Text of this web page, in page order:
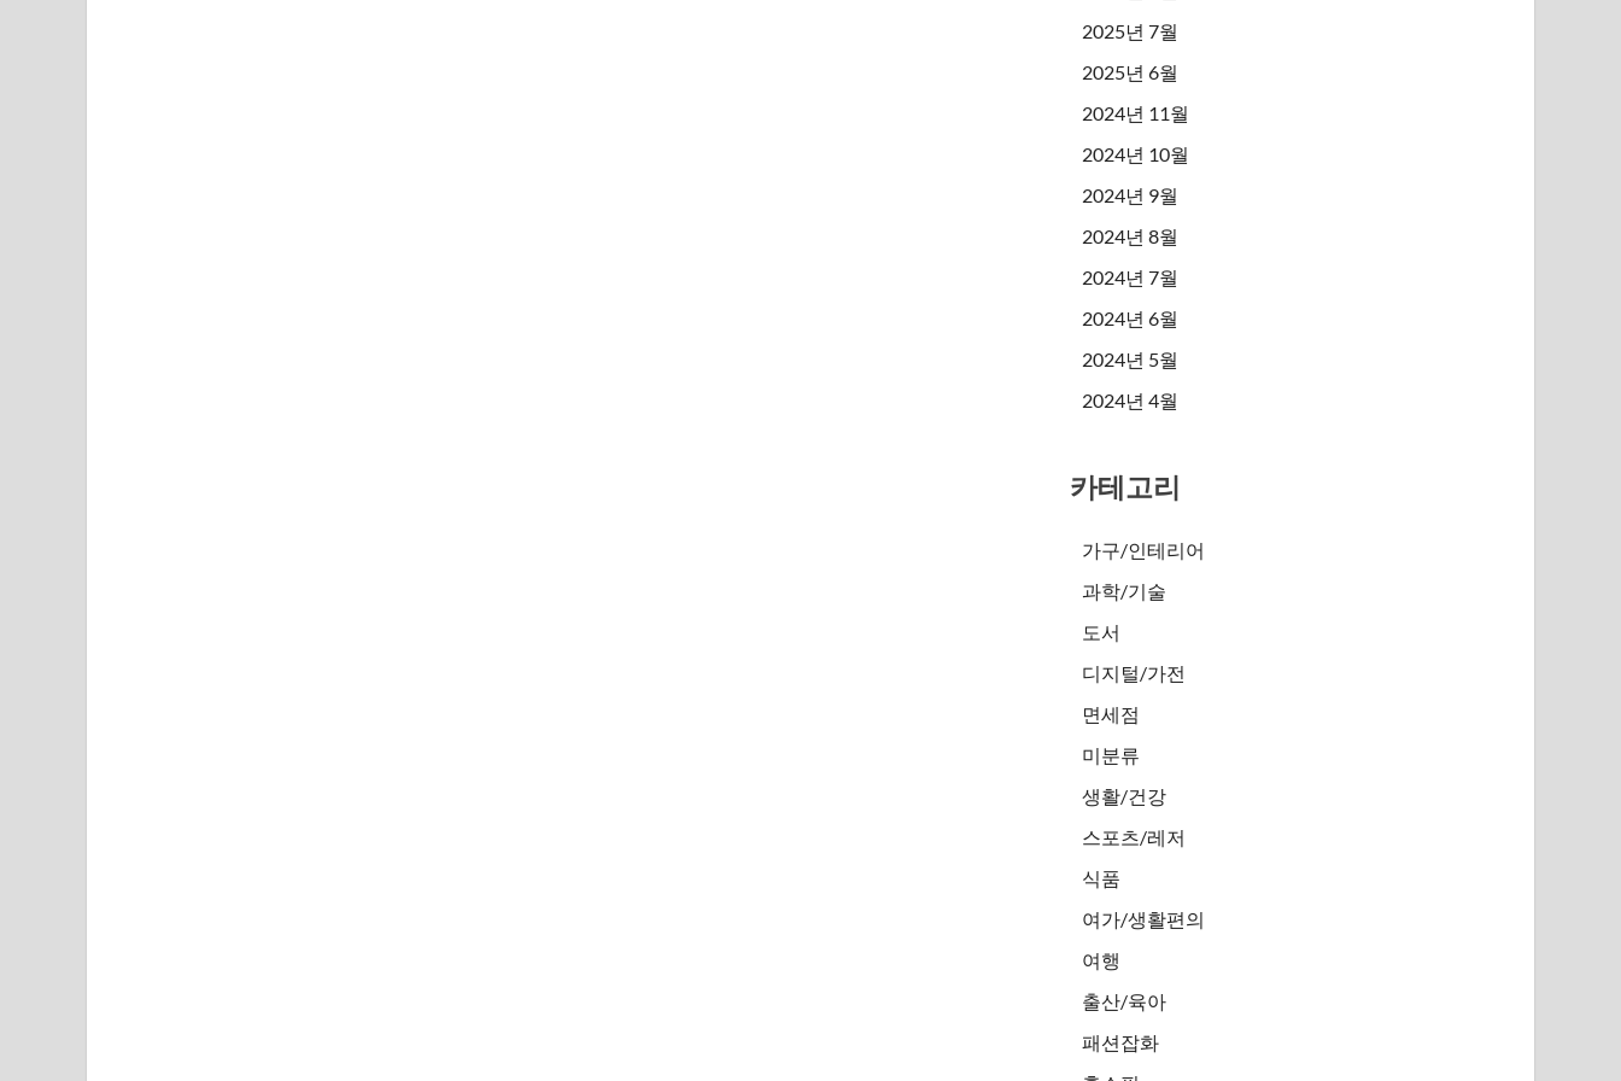
2025년 7월
2025년 6월
2024년 11월
2024년 10월
2024년 9월
2024년 8월
2024년 7월
2024년 6월
2024년 5월
2024년 4월
카테고리
가구/인테리어
과학/기술
도서
디지털/가전
면세점
미분류
생활/건강
스포츠/레저
식품
여가/생활편의
여행
출산/육아
패션잡화